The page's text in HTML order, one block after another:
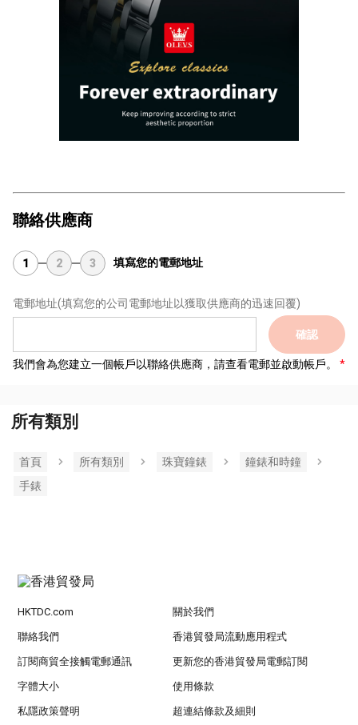
聯絡供應商
1 2 3 填寫您的電郵地址
電郵地址(填寫您的公司電郵地址以獲取供應商的迅速回覆)
確認
我們會為您建立一個帳戶以聯絡供應商，請查看電郵並啟動帳戶。
所有類別
首頁 所有類別 珠寶鐘錶
鐘錶和時鐘
手錶
HKTDC.com 關於我們
聯絡我們 香港貿發局流動應用程式
訂閱商貿全接觸電郵通訊 更新您的香港貿發局電郵訂閱
字體大小 使用條款
私隱政策聲明 超連結條款及細則